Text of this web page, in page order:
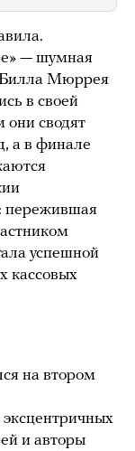
— шумная
Билла Мюррея
в своей
сводят
а в финале
пережившая
успешной
кассовых
на втором
и авторы